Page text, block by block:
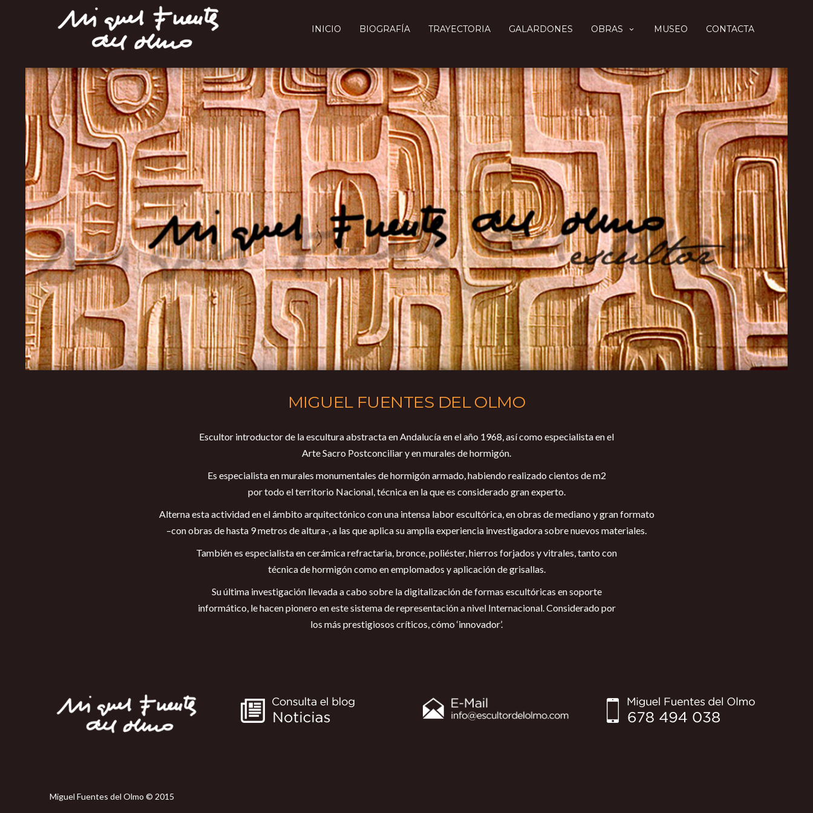
INICIO BIOGRAFÍA TRAYECTORIA GALARDONES OBRAS MUSEO CONTACTA
MIGUEL FUENTES DEL OLMO
Escultor introductor de la escultura abstracta en Andalucía en el año 1968, así como especialista en el
Arte Sacro Postconciliar y en murales de hormigón.
Es especialista en murales monumentales de hormigón armado, habiendo realizado cientos de m2
por todo el territorio Nacional, técnica en la que es considerado gran experto.
Alterna esta actividad en el ámbito arquitectónico con una intensa labor escultórica, en obras de mediano y gran formato
–con obras de hasta 9 metros de altura-, a las que aplica su amplia experiencia investigadora sobre nuevos materiales.
También es especialista en cerámica refractaria, bronce, poliéster, hierros forjados y vitrales, tanto con
técnica de hormigón como en emplomados y aplicación de grisallas.
Su última investigación llevada a cabo sobre la digitalización de formas escultóricas en soporte
informático, le hacen pionero en este sistema de representación a nivel Internacional. Considerado por
los más prestigiosos críticos, cómo ‘innovador’.
Miguel Fuentes del Olmo © 2015